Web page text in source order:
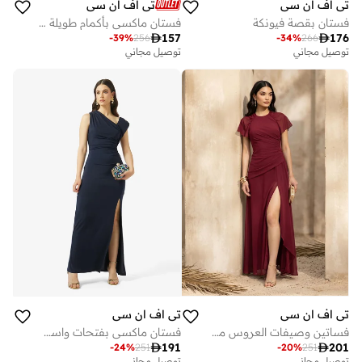
تي اف ان سي
فستان بقصة فيونكة
176
266
-34%
توصيل مجاني
تي اف ان سي
فستان ماكسي بأكمام طويلة وفتحة جانبية مكشكش
157
256
-39%
توصيل مجاني
تي اف ان سي
فساتين وصيفات العروس من الشيفون بأكمام وفتحة
201
251
-20%
تي اف ان سي
فستان ماكسي بفتحات واسعة لكل منحنى
191
251
-24%